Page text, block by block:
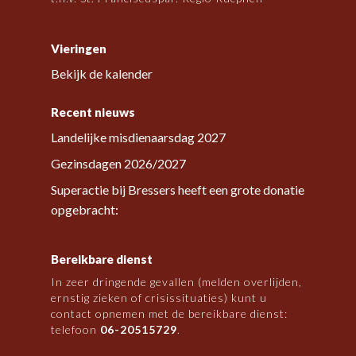
Vieringen
Bekijk de kalender
Recent nieuws
Landelijke misdienaarsdag 2027
Gezinsdagen 2026/2027
Superactie bij Bressers heeft een grote donatie
opgebracht:
Bereikbare dienst
In zeer dringende gevallen (melden overlijden,
ernstig zieken of crisissituaties) kunt u
contact opnemen met de bereikbare dienst:
telefoon 06-20515729.